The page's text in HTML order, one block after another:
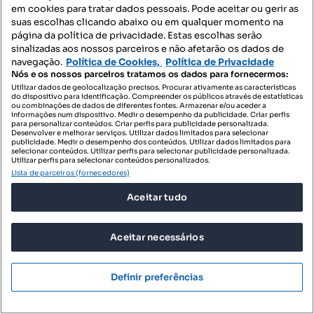
480 000 €2400 €/m²
Moradia T3 Alto da Serra Rio
Maior***RIOMAGIC***
Rio Maior, Rio Maior, Santarém
Tipologia
T3
Preço por metro quadrado
200 m²
Riomagic lda
Profissional
em cookies para tratar dados pessoais. Pode aceitar ou gerir as
suas escolhas clicando abaixo ou em qualquer momento na
página da política de privacidade. Estas escolhas serão
sinalizadas aos nossos parceiros e não afetarão os dados de
navegação. Política de Cookies, Política de Privacidade
Nós e os nossos parceiros tratamos os dados para fornecermos:
Utilizar dados de geolocalização precisos. Procurar ativamente as características
do dispositivo para identificação. Compreender os públicos através de estatísticas
ou combinações de dados de diferentes fontes. Armazenar e/ou aceder a
informações num dispositivo. Medir o desempenho da publicidade. Criar perfis
para personalizar conteúdos. Criar perfis para publicidade personalizada.
Desenvolver e melhorar serviços. Utilizar dados limitados para selecionar
publicidade. Medir o desempenho dos conteúdos. Utilizar dados limitados para
selecionar conteúdos. Utilizar perfis para selecionar publicidade personalizada.
Utilizar perfis para selecionar conteúdos personalizados.
Lista de parceiros (fornecedores)
Aceitar tudo
Aceitar necessários
Definir preferências